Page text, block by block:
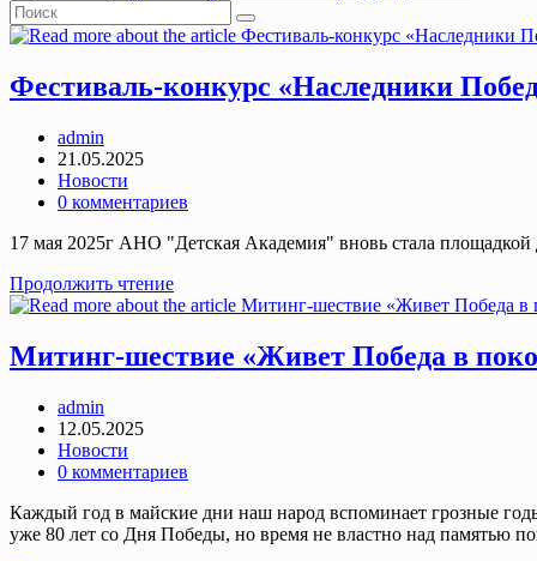
Фестиваль-конкурс «Наследники
Post
author:
admin
Запись
опубликована:
21.05.2025
Post
category:
Новости
Post
0 комментариев
17 мая 2025г АНО "Детская Академия" вновь стала
Продолжить чтениеФестиваль-
конкурс
Митинг-шествие «Живет Победа в
Post
author:
admin
Запись
опубликована:
12.05.2025
Post
category:
Новости
Post
0 комментариев
Каждый год в майские дни наш народ вспоминает грозные
уже 80 лет со Дня Победы, но время не властно над памятью